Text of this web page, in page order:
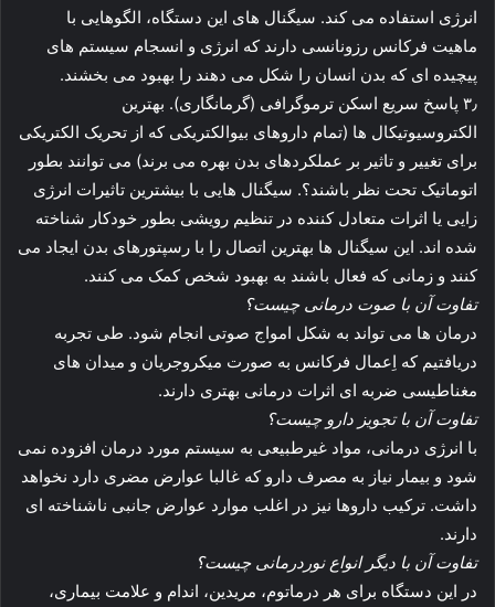
انرژی استفاده می کند. سیگنال های این دستگاه، الگوهایی با
ماهیت فرکانس رزونانسی دارند که انرژی و انسجام سیستم های
پیچیده ای که بدن انسان را شکل می دهند را بهبود می بخشند.
۳٫ پاسخ سریع اسکن ترموگرافی (گرمانگاری). بهترین
الکتروسیوتیکال ها (تمام داروهای بیوالکتریکی که از تحریک الکتریکی
برای تغییر و تاثیر بر عملکردهای بدن بهره می برند) می توانند بطور
اتوماتیک تحت نظر باشند؟. سیگنال هایی با بیشترین تاثیرات انرژی
زایی یا اثرات متعادل کننده در تنظیم رویشی بطور خودکار شناخته
شده اند. این سیگنال ها بهترین اتصال را با رسپتورهای بدن ایجاد می
کنند و زمانی که فعال باشند به بهبود شخص کمک می کنند.
تفاوت آن با صوت درمانی چیست؟
درمان ها می تواند به شکل امواج صوتی انجام شود. طی تجربه
دریافتیم که اِعمال فرکانس به صورت میکروجریان و میدان های
مغناطیسی ضربه ای اثرات درمانی بهتری دارند.
تفاوت آن با تجویز دارو چیست؟
با انرژی درمانی، مواد غیرطبیعی به سیستم مورد درمان افزوده نمی
شود و بیمار نیاز به مصرف دارو که غالبا عوارض مضری دارد نخواهد
داشت. ترکیب داروها نیز در اغلب موارد عوارض جانبی ناشناخته ای
دارند.
تفاوت آن با دیگر انواع نوردرمانی چیست؟
در این دستگاه برای هر درماتوم، مریدین، اندام و علامت بیماری،